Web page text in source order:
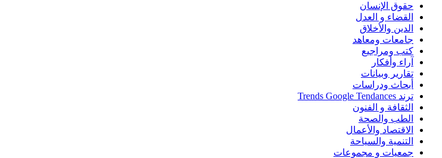
حقوق الإنسان
القضاء و العدل
الدين والأخلاق
جامعات ومعاهد
كتب ومراجيع
آراء وأفكار
تقارير وبيانات
أبحاث ودراسات
ترند Trends Google Tendances
الثقافة و الفنون
الطب والصحة
الاقتصاد والأعمال
التنمية والسياحة
جمعيات و مجموعات